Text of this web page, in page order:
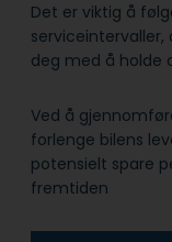
Det er viktig å
serviceintervaller,
deg med å holde
Ved å
forlenge bilens
potensielt spare
fremtiden